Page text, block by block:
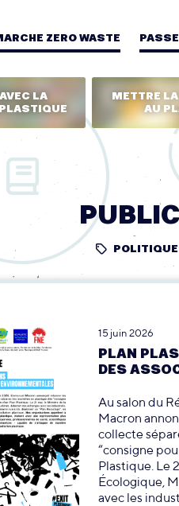
ZERO WASTE
LA
METTRE
AU
15 juin 2026
PLAN
DES
Au salon du
Macron
collecte
“consigne
Plastique. Le
Écologique,
avec les